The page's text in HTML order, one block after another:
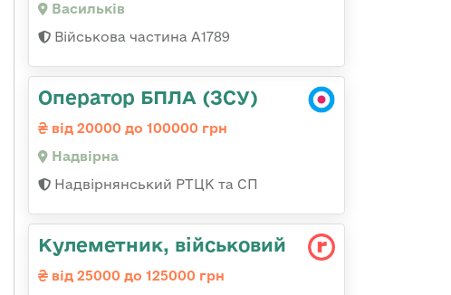
Васильків
Військова частина А1789
Оператор БПЛА (ЗСУ)
від 20000 до 100000 грн
Надвірна
Надвірнянський РТЦК та СП
Кулеметник, військовий
від 25000 до 125000 грн